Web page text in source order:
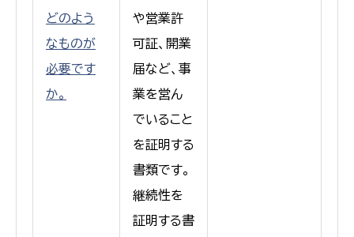
どのよう
なものが
必要です
か。
や営業許
可証、開業
届など、事
業を営ん
でいること
を証明する
書類です。
継続性を
証明する書